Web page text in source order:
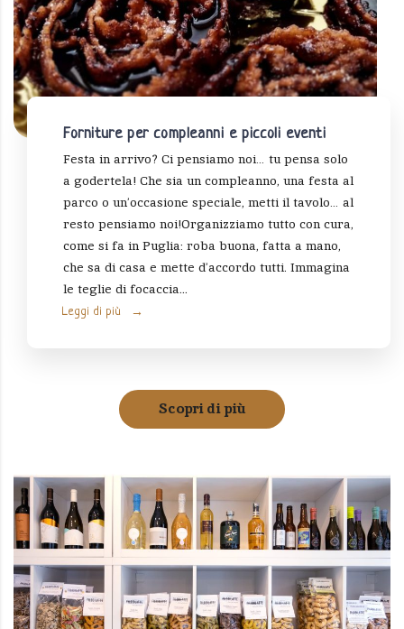
Forniture per compleanni e piccoli eventi
Festa in arrivo? Ci pensiamo noi… tu pensa solo
a godertela! Che sia un compleanno, una festa al
parco o un’occasione speciale, metti il tavolo… al
resto pensiamo noi!Organizziamo tutto con cura,
come si fa in Puglia: roba buona, fatta a mano,
che sa di casa e mette d’accordo tutti. Immagina
le teglie di focaccia...
Leggi di più
Scopri di più